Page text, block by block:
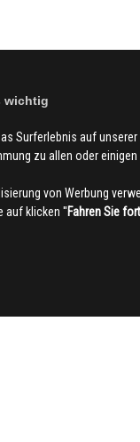
wichtig
Surferlebnis auf
zu allen oder
von Werbung
auf klicken ''Fahren Sie